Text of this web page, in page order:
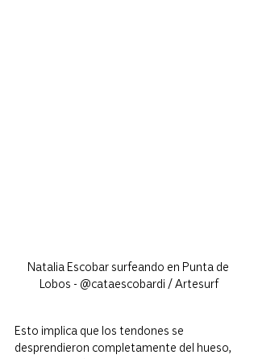
Natalia Escobar surfeando en Punta de
Lobos - @cataescobardi / Artesurf
Esto implica que los tendones se
desprendieron completamente del hueso,